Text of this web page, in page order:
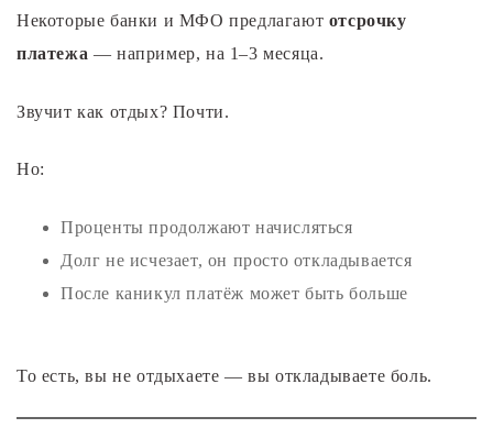
Некоторые банки и МФО предлагают отсрочку
платежа — например, на 1–3 месяца.
Звучит как отдых? Почти.
Но:
Проценты продолжают начисляться
Долг не исчезает, он просто откладывается
После каникул платёж может быть больше
То есть, вы не отдыхаете — вы откладываете боль.